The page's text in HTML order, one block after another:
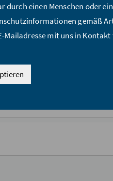
durch einen Menschen oder
gemäß Art
Mailadresse mit uns in